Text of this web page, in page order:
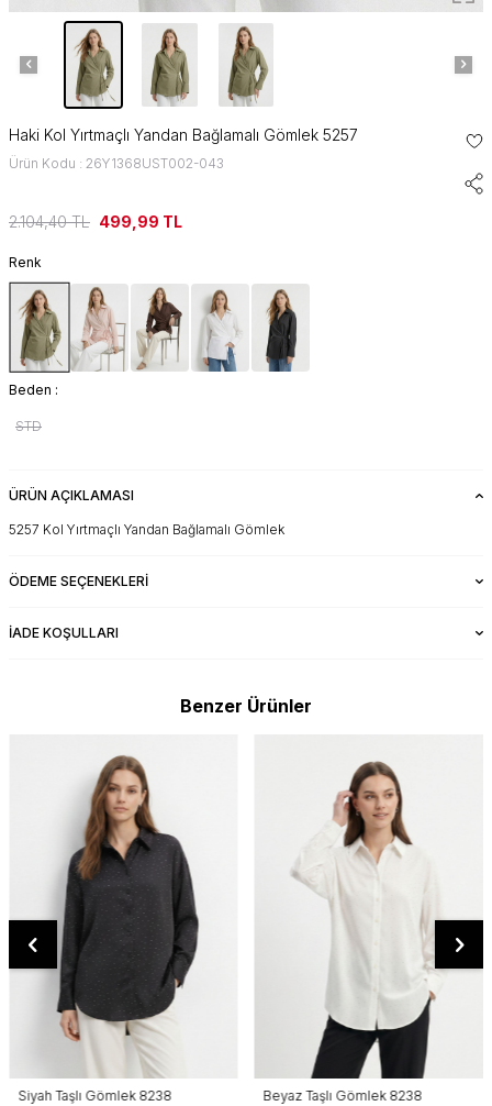
Haki Kol Yırtmaçlı Yandan Bağlamalı Gömlek 5257
Ürün Kodu : 26Y1368UST002-043
2.104,40TL 499,99 TL
Renk
Beden :
STD
ÜRÜN AÇIKLAMASI
5257 Kol Yırtmaçlı Yandan Bağlamalı Gömlek
ÖDEME SEÇENEKLERI
İADE KOŞULLARI
Benzer Ürünler
Siyah Taşlı Gömlek 8238
Beyaz Taşlı Gömlek 8238